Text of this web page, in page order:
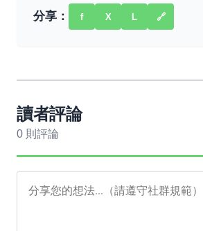
分享： f X L 🔗
讀者評論
0 則評論